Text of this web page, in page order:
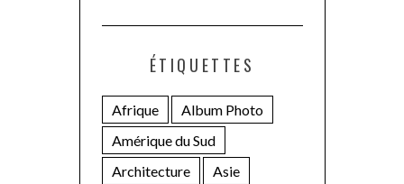
ÉTIQUETTES
Afrique
Album Photo
Amérique du Sud
Architecture
Asie